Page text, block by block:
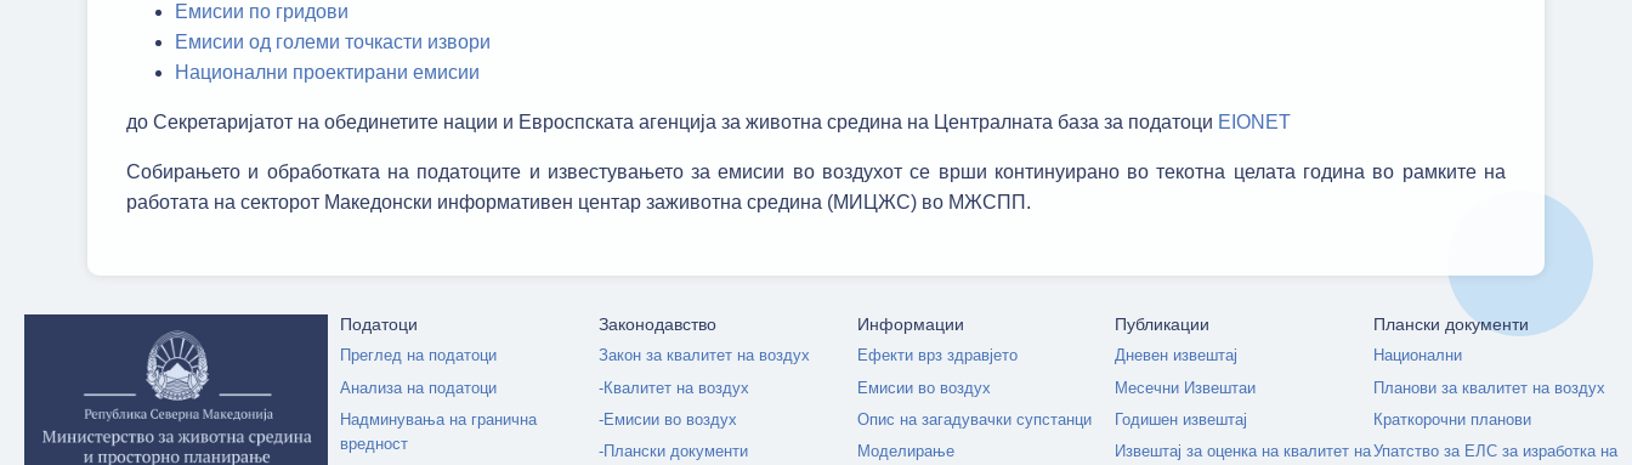
Емисии по гридови
Емисии од големи точкасти извори
Национални проектирани емисии
до Секретаријатот на обединетите нации и Евроспската агенција за животна средина на Централната база за податоци ЕIONET
Собирањето и обработката на податоците и известувањето за емисии во воздухот се врши континуирано во текотна целата година во рамките на
работата на секторот Македонски информативен центар заживотна средина (МИЦЖС) во МЖСПП.
Податоци
Преглед на податоци
Анализа на податоци
Надминувања на гранична
вредност
Законодавство
Закон за квалитет на воздух
-Квалитет на воздух
-Емисии во воздух
-Плански документи
Информации
Ефекти врз здравјето
Емисии во воздух
Опис на загадувачки супстанци
Моделирање
Публикации
Дневен извештај
Месечни Извештаи
Годишен извештај
Извештај за оценка на квалитет на
Плански документи
Национални
Планови за квалитет на воздух
Краткорочни планови
Упатство за ЕЛС за изработка на